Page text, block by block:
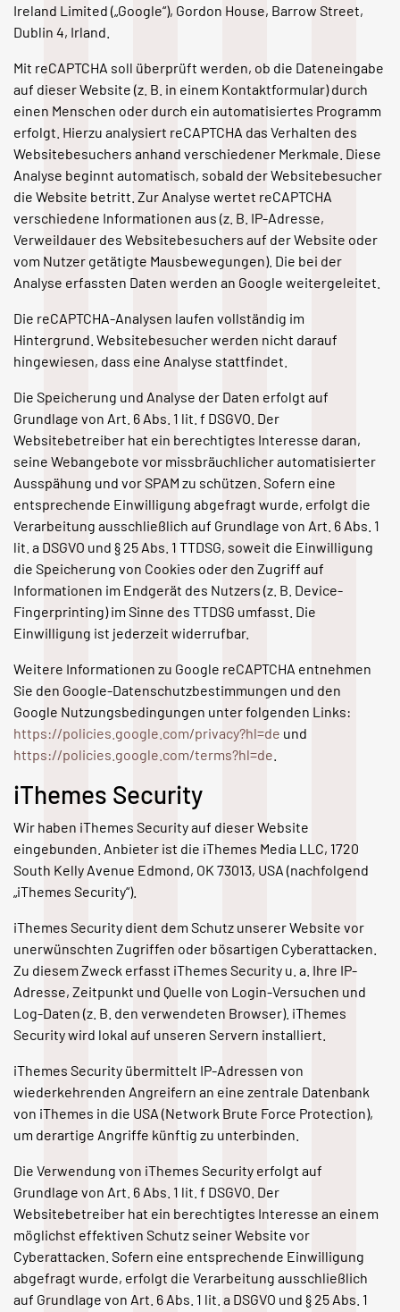
Ireland Limited („Google“), Gordon House, Barrow Street,
Dublin 4, Irland.
Mit reCAPTCHA soll überprüft werden, ob die Dateneingabe
auf dieser Website (z. B. in einem Kontaktformular) durch
einen Menschen oder durch ein automatisiertes Programm
erfolgt. Hierzu analysiert reCAPTCHA das Verhalten des
Websitebesuchers anhand verschiedener Merkmale. Diese
Analyse beginnt automatisch, sobald der Websitebesucher
die Website betritt. Zur Analyse wertet reCAPTCHA
verschiedene Informationen aus (z. B. IP-Adresse,
Verweildauer des Websitebesuchers auf der Website oder
vom Nutzer getätigte Mausbewegungen). Die bei der
Analyse erfassten Daten werden an Google weitergeleitet.
Die reCAPTCHA-Analysen laufen vollständig im
Hintergrund. Websitebesucher werden nicht darauf
hingewiesen, dass eine Analyse stattfindet.
Die Speicherung und Analyse der Daten erfolgt auf
Grundlage von Art. 6 Abs. 1 lit. f DSGVO. Der
Websitebetreiber hat ein berechtigtes Interesse daran,
seine Webangebote vor missbräuchlicher automatisierter
Ausspähung und vor SPAM zu schützen. Sofern eine
entsprechende Einwilligung abgefragt wurde, erfolgt die
Verarbeitung ausschließlich auf Grundlage von Art. 6 Abs. 1
lit. a DSGVO und § 25 Abs. 1 TTDSG, soweit die Einwilligung
die Speicherung von Cookies oder den Zugriff auf
Informationen im Endgerät des Nutzers (z. B. Device-
Fingerprinting) im Sinne des TTDSG umfasst. Die
Einwilligung ist jederzeit widerrufbar.
Weitere Informationen zu Google reCAPTCHA entnehmen
Sie den Google-Datenschutzbestimmungen und den
Google Nutzungsbedingungen unter folgenden Links:
https://policies.google.com/privacy?hl=de und
https://policies.google.com/terms?hl=de
iThemes Security
Wir haben iThemes Security auf dieser Website
eingebunden. Anbieter ist die iThemes Media LLC, 1720
South Kelly Avenue Edmond, OK 73013, USA (nachfolgend
„iThemes Security“).
iThemes Security dient dem Schutz unserer Website vor
unerwünschten Zugriffen oder bösartigen Cyberattacken.
Zu diesem Zweck erfasst iThemes Security u. a. Ihre IP-
Adresse, Zeitpunkt und Quelle von Login-Versuchen und
Log-Daten (z. B. den verwendeten Browser). iThemes
Security wird lokal auf unseren Servern installiert.
iThemes Security übermittelt IP-Adressen von
wiederkehrenden Angreifern an eine zentrale Datenbank
von iThemes in die USA (Network Brute Force Protection),
um derartige Angriffe künftig zu unterbinden.
Die Verwendung von iThemes Security erfolgt auf
Grundlage von Art. 6 Abs. 1 lit. f DSGVO. Der
Websitebetreiber hat ein berechtigtes Interesse an einem
möglichst effektiven Schutz seiner Website vor
Cyberattacken. Sofern eine entsprechende Einwilligung
abgefragt wurde, erfolgt die Verarbeitung ausschließlich
auf Grundlage von Art. 6 Abs. 1 lit. a DSGVO und § 25 Abs. 1